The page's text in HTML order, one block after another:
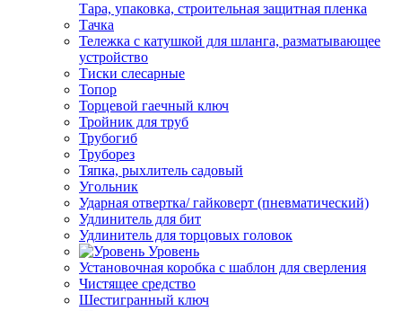
Тара, упаковка, строительная защитная пленка
Тачка
Тележка с катушкой для шланга, разматывающее
устройство
Тиски слесарные
Топор
Торцевой гаечный ключ
Тройник для труб
Трубогиб
Труборез
Тяпка, рыхлитель садовый
Угольник
Ударная отвертка/ гайковерт (пневматический)
Удлинитель для бит
Удлинитель для торцовых головок
Уровень
Установочная коробка с шаблон для сверления
Чистящее средство
Шестигранный ключ